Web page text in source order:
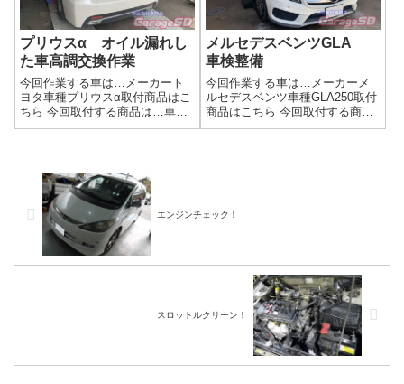
プリウスα オイル漏れし
た車高調交換作業
今回作業する車は…メーカート
ヨタ車種プリウスα取付商品はこ
ちら 今回取付する商品は…車高
調キット 大陸製です('ω')ノ作業
ョックの吸収が出来なくなるの
で、乗...
メルセデスベンツGLA
車検整備
今回作業する車は…メーカーメ
ルセデスベンツ車種GLA250取付
商品はこちら 今回取付する商品
は…オイルフィルター エアー
エンジンチェック！
スロットルクリーン！